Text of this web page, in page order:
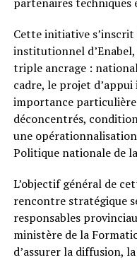
Cette initiative s’inscrit
institutionnel
triple ancrage :
cadre, le projet
importance
déconcentrés,
une
Politique nationale de
L’objectif général de
rencontre stratégique
responsables
ministère de la
d’assurer la diffusion,